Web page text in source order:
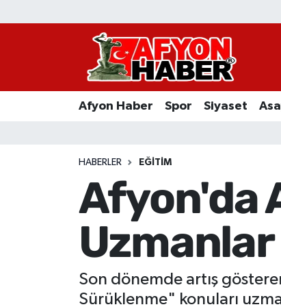
Afyon Haber Spor Siyaset
HABERLER EĞITIM
Afyon'da
Son dönemde artış
Sürüklenme" konuları
Afyon Haber
Asayiş Yaşam
Sivil Toplum
Ekonomi